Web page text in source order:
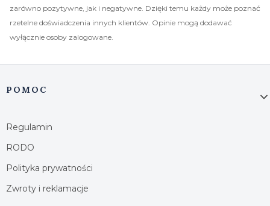
zarówno pozytywne, jak i negatywne. Dzięki temu każdy może poznać
rzetelne doświadczenia innych klientów. Opinie mogą dodawać
wyłącznie osoby zalogowane.
Linki w stopce
POMOC
Regulamin
RODO
Polityka prywatności
Zwroty i reklamacje